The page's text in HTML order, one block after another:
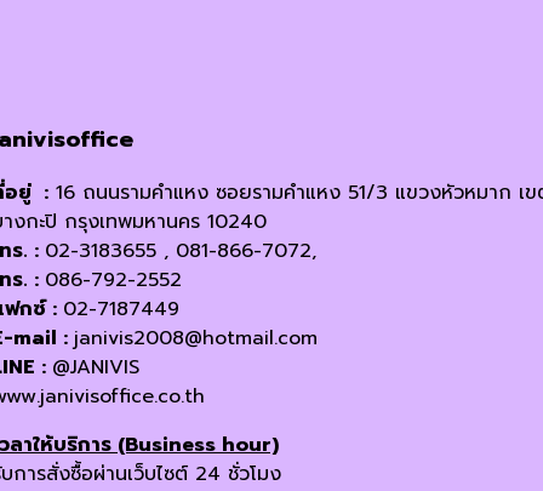
อยู่ : 16 ถนนรามคำแหง ซอยรามคำแหง 51/3 แขวงหัวหมาก เ
งกะปิ กรุงเทพมหานคร 10240
ร. : 02-3183655 , 081-866-7072,
ร. : 086-792-2552
กซ์ : 02-7187449
mail : janivis2008@hotmail.com
: @JANIVIS
ลาให้บริการ (Business hour)
การสั่งซื้อผ่านเว็บไซต์ 24 ชั่วโมง